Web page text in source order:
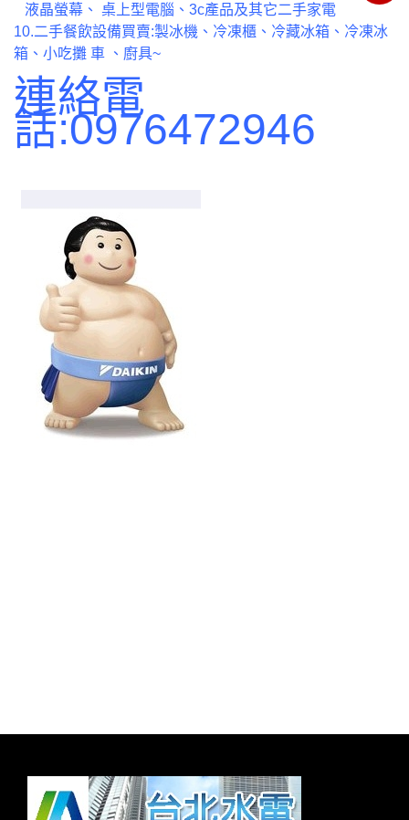
液晶螢幕、 桌上型電腦、3c產品及其它二手家電
10.二手餐飲設備買賣:製冰機、冷凍櫃、冷藏冰箱、冷凍冰
箱、小吃攤 車 、廚具~
連絡電
話:0976472946